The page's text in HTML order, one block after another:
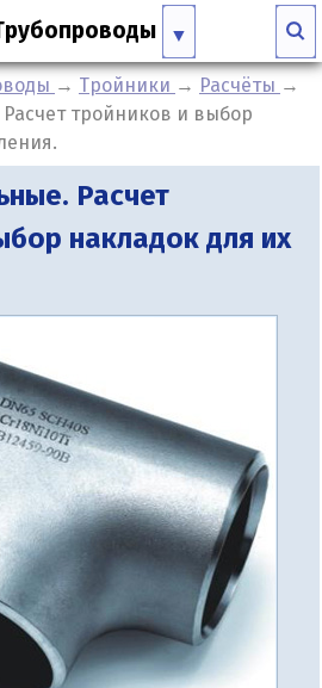
→ Тройники → Расчёты →
тройников и выбор
Расчет
накладок для их